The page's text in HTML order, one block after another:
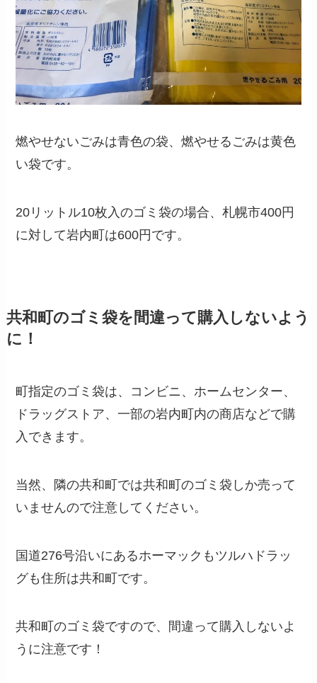
燃やせないごみは青色の袋、燃やせるごみは黄色
い袋です。
20リットル10枚入のゴミ袋の場合、札幌市400円
に対して岩内町は600円です。
共和町のゴミ袋を間違って購入しないよう
に！
町指定のゴミ袋は、コンビニ、ホームセンター、
ドラッグストア、一部の岩内町内の商店などで購
入できます。
当然、隣の共和町では共和町のゴミ袋しか売って
いませんので注意してください。
国道276号沿いにあるホーマックもツルハドラッ
グも住所は共和町です。
共和町のゴミ袋ですので、間違って購入しないよ
うに注意です！